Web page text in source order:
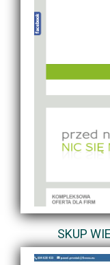
SKUP